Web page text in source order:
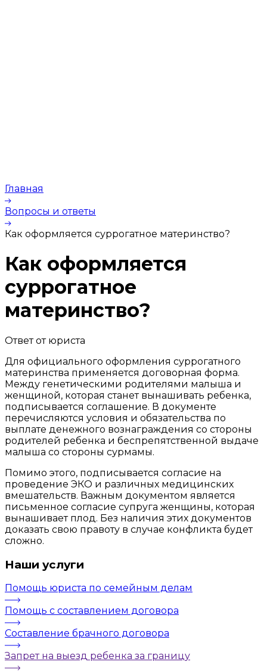
Главная
Вопросы и ответы
Как оформляется суррогатное материнство?
Как оформляется
суррогатное
материнство?
Ответ от юриста
Для официального оформления суррогатного
материнства применяется договорная форма.
Между генетическими родителями малыша и
женщиной, которая станет вынашивать ребенка,
подписывается соглашение. В документе
перечисляются условия и обязательства по
выплате денежного вознаграждения со стороны
родителей ребенка и беспрепятственной выдаче
малыша со стороны сурмамы.
Помимо этого, подписывается согласие на
проведение ЭКО и различных медицинских
вмешательств. Важным документом является
письменное согласие супруга женщины, которая
вынашивает плод. Без наличия этих документов
доказать свою правоту в случае конфликта будет
сложно.
Наши услуги
Помощь юриста по семейным делам
Помощь с составлением договора
Составление брачного договора
Запрет на выезд ребенка за границу